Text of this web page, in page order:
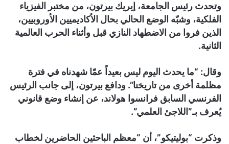
وتحدث رئيس الجامعة، إيريك بيرتون، من مختبر الفيزياء
الفلكية، وشبّه الوضع الحالي بحال الأكاديميين الأوروبيين،
الذين فروا من الاضطهاد النازي قبل وأثناء الحرب العالمية
الثانية.
وقال: “ما يحدث اليوم ليس بعيداً عمّا شهدناه في فترة
مظلمة أخرى من تاريخنا”. ودافع بيرتون، إلى جانب الرئيس
الفرنسي السابق فرانسوا هولاند، عن إنشاء وضع قانوني
يُعرف بـ”اللاجئ العلمي”.
وذكرت “بوليتيكو”، أن “معظم الباحثين الحاضرين لخطاب